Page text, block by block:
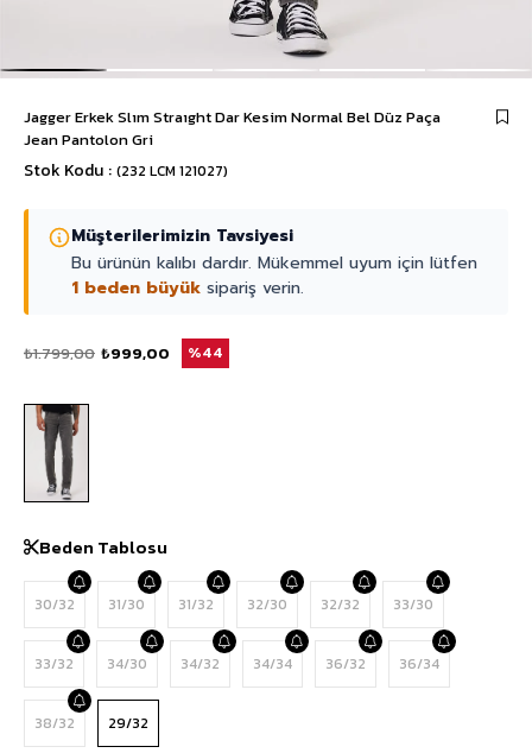
Jagger Erkek Slım Straıght Dar Kesim Normal Bel Düz Paça
Jean Pantolon Gri
Stok Kodu (232 LCM 121027)
Müşterilerimizin Tavsiyesi
Bu ürünün kalıbı dardır. Mükemmel uyum için lütfen
1 beden büyük sipariş verin.
₺1.799,00 ₺999,00 44
Beden Tablosu
30/32 31/30 31/32 32/30 32/32 33/30
33/32 34/30 34/32 34/34 36/32 36/34
38/32 29/32